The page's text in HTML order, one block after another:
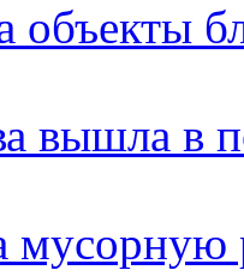
объекты
вышла в
мусорную